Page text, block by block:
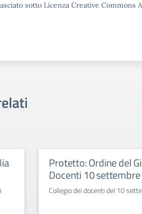
sotto Licenza Creative Commons
Protetto: Ordine del
Docenti 10
Collegio dei docenti del 10